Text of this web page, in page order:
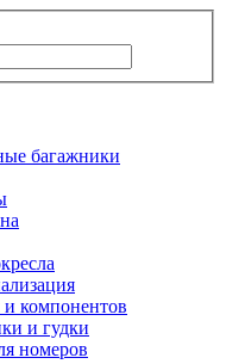
багажники
компонентов
и гудки
номеров